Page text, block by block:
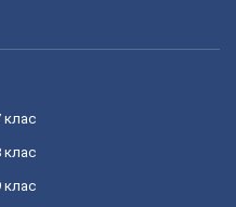
клас
клас
клас